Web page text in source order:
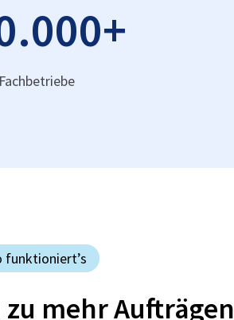
+
Fachbetriebe
funktioniert’s
mehr Aufträgen